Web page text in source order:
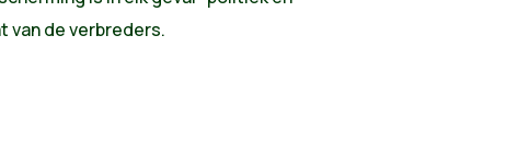
van de verbreders.